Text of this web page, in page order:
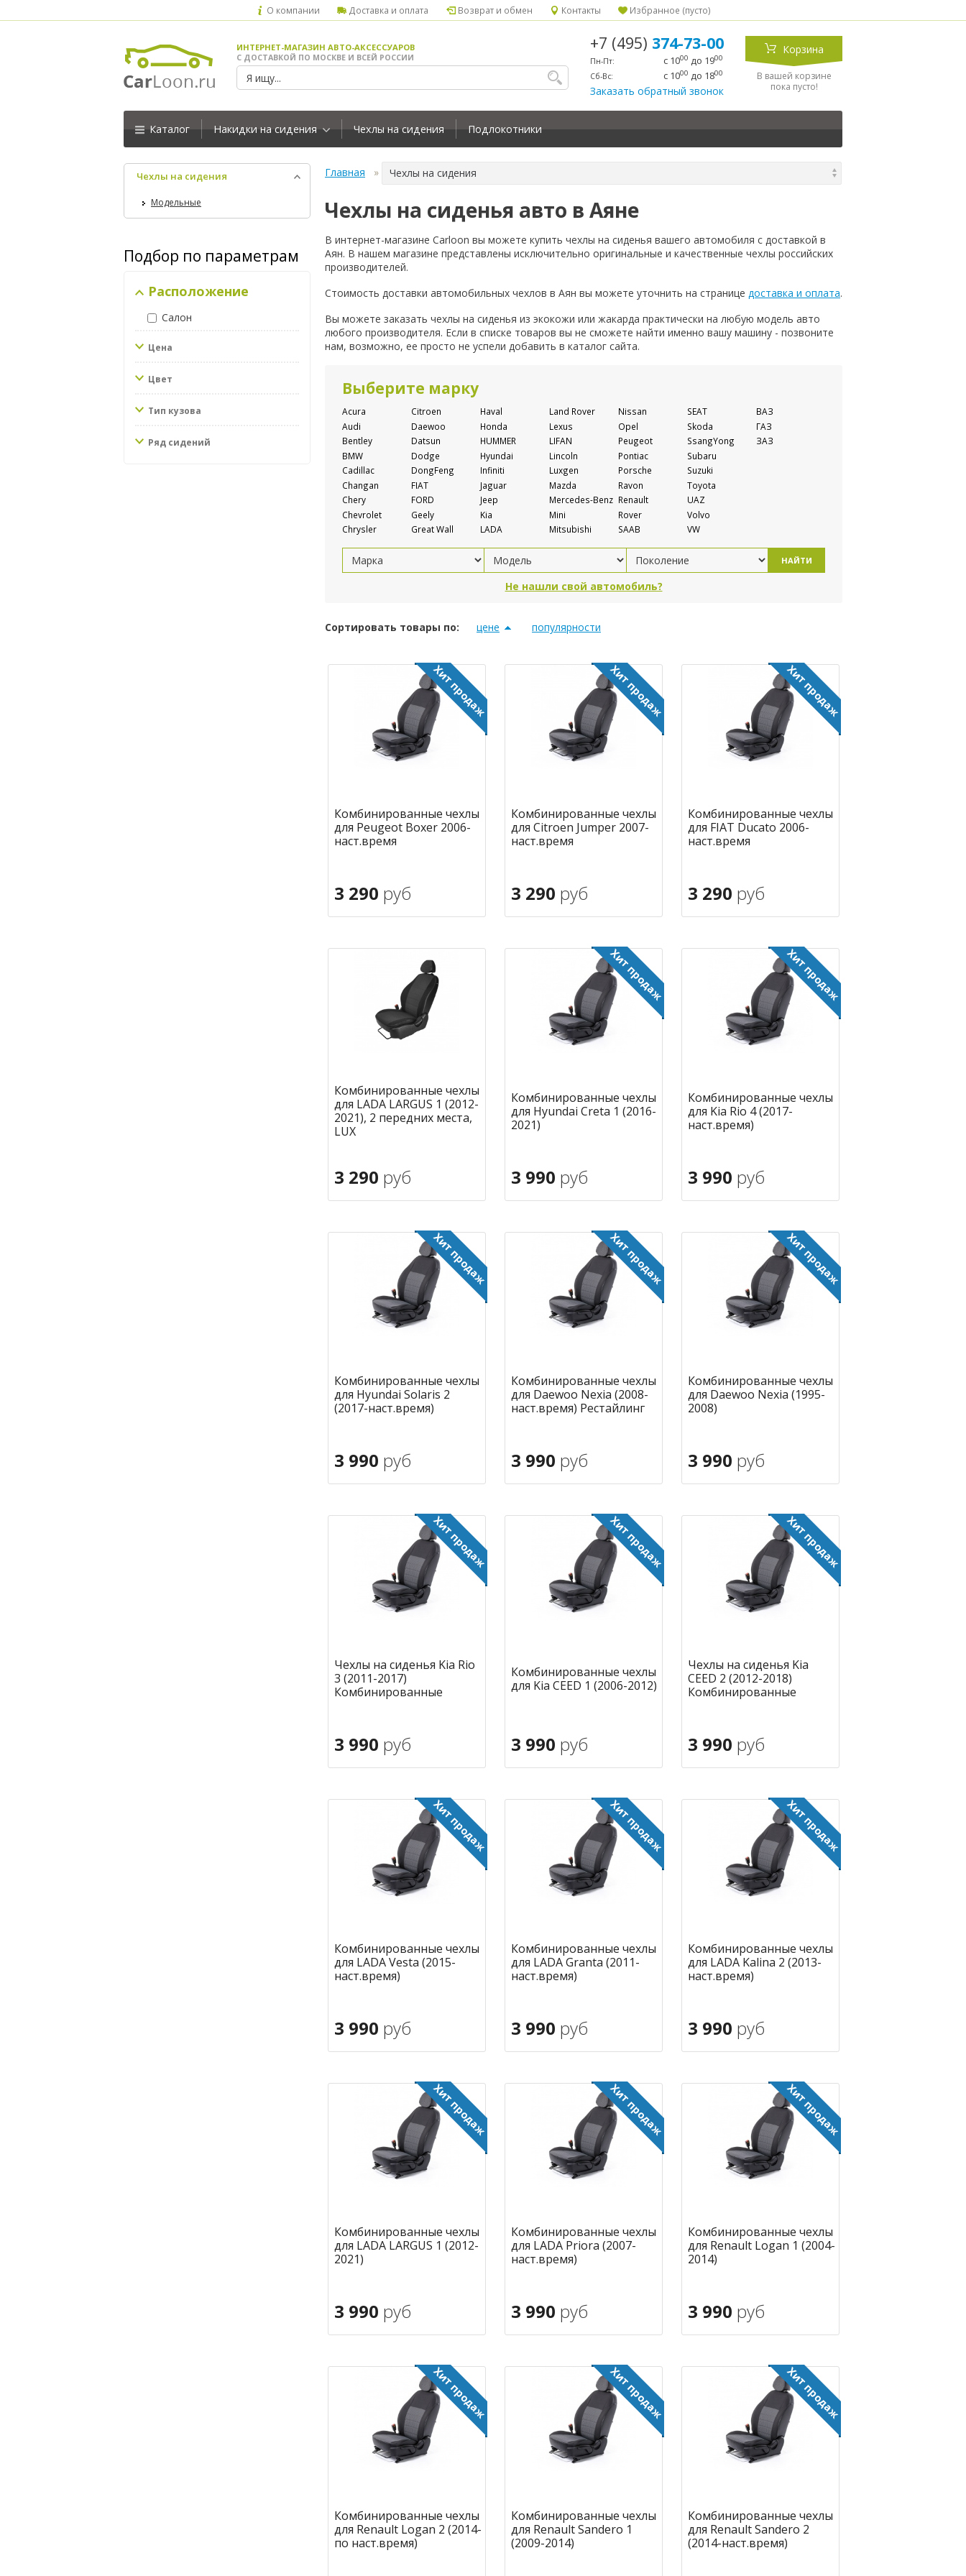
О компании Доставка и оплата Возврат и обмен Контакты Избранное (пусто)
ИНТЕРНЕТ-МАГАЗИН АВТО-АКСЕССУАРОВ
С ДОСТАВКОЙ ПО МОСКВЕ И ВСЕЙ РОССИИ
+7 (495) 374-73-00
Пн-Пт: с 1000 до 1900
Сб-Вс: с 1000 до 1800
Заказать обратный звонок
Корзина
В вашей корзине
пока пусто!
Каталог Накидки на сидения Чехлы на сидения Подлокотники
Чехлы на сидения
Модельные
Подбор по параметрам
Расположение
Салон
Цена
Цвет
Тип кузова
Ряд сидений
Главная Чехлы на сидения
Чехлы на сиденья авто в Аяне
В интернет-магазине Carloon вы можете купить чехлы на сиденья вашего автомобиля с доставкой в
Аян. В нашем магазине представлены исключительно оригинальные и качественные чехлы российских
производителей.
Стоимость доставки автомобильных чехлов в Аян вы можете уточнить на странице доставка и оплата.
Вы можете заказать чехлы на сиденья из экокожи или жакарда практически на любую модель авто
любого производителя. Если в списке товаров вы не сможете найти именно вашу машину - позвоните
нам, возможно, ее просто не успели добавить в каталог сайта.
Выберите марку
Acura
Audi
Bentley
BMW
Cadillac
Changan
Chery
Chevrolet
Chrysler
Citroen
Daewoo
Datsun
Dodge
DongFeng
FIAT
FORD
Geely
Great Wall
Haval
Honda
HUMMER
Hyundai
Infiniti
Jaguar
Jeep
Kia
LADA
Land Rover
Lexus
LIFAN
Lincoln
Luxgen
Mazda
Mercedes-Benz
Mini
Mitsubishi
Nissan
Opel
Peugeot
Pontiac
Porsche
Ravon
Renault
Rover
SAAB
SEAT
Skoda
SsangYong
Subaru
Suzuki
Toyota
UAZ
Volvo
VW
ВАЗ
ГАЗ
ЗАЗ
НАЙТИ
Не нашли свой автомобиль?
Сортировать товары по: цене популярности
Комбинированные чехлы
для Peugeot Boxer 2006-
наст.время
3 290 руб
Комбинированные чехлы
для Citroen Jumper 2007-
наст.время
3 290 руб
Комбинированные чехлы
для FIAT Ducato 2006-
наст.время
3 290 руб
Комбинированные чехлы
для LADA LARGUS 1 (2012-
2021), 2 передних места,
LUX
3 290 руб
В корзину
Комбинированные чехлы
для Hyundai Creta 1 (2016-
2021)
3 990 руб
В корзину
Комбинированные чехлы
для Kia Rio 4 (2017-
наст.время)
3 990 руб
В корзину
Комбинированные чехлы
для Hyundai Solaris 2
(2017-наст.время)
3 990 руб
Комбинированные чехлы
для Daewoo Nexia (2008-
наст.время) Рестайлинг
3 990 руб
Комбинированные чехлы
для Daewoo Nexia (1995-
2008)
3 990 руб
Чехлы на сиденья Kia Rio
3 (2011-2017)
Комбинированные
3 990 руб
Комбинированные чехлы
для Kia CEED 1 (2006-2012)
3 990 руб
Чехлы на сиденья Kia
CEED 2 (2012-2018)
Комбинированные
3 990 руб
Комбинированные чехлы
для LADA Vesta (2015-
наст.время)
3 990 руб
В корзину
Комбинированные чехлы
для LADA Granta (2011-
наст.время)
3 990 руб
В корзину
Комбинированные чехлы
для LADA Kalina 2 (2013-
наст.время)
3 990 руб
В корзину
Комбинированные чехлы
для LADA LARGUS 1 (2012-
2021)
3 990 руб
Комбинированные чехлы
для LADA Priora (2007-
наст.время)
3 990 руб
Комбинированные чехлы
для Renault Logan 1 (2004-
2014)
3 990 руб
Комбинированные чехлы
для Renault Logan 2 (2014-
по наст.время)
Комбинированные чехлы
для Renault Sandero 1
(2009-2014)
Комбинированные чехлы
для Renault Sandero 2
(2014-наст.время)